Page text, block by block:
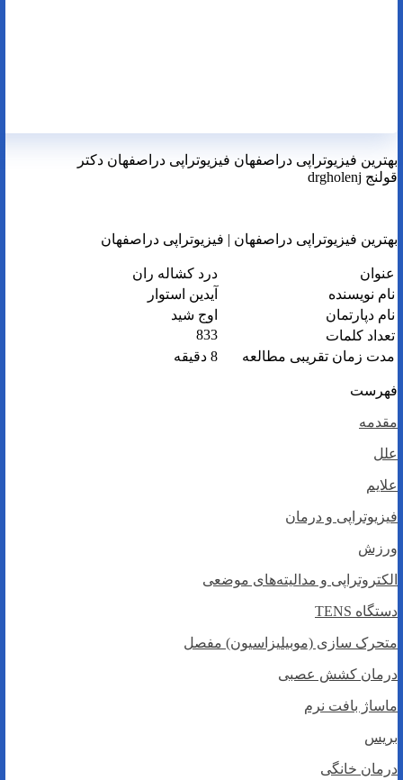
بهترین فیزیوتراپی دراصفهان فیزیوتراپی دراصفهان دکتر
قولنج drgholenj
بهترین فیزیوتراپی دراصفهان | فیزیوتراپی دراصفهان
عنوان
درد کشاله ران
نام نویسنده
آیدین استوار
نام دپارتمان
اوج شید
تعداد کلمات
833
مدت زمان تقریبی مطالعه
8 دقیقه
فهرست
مقدمه
علل
علايم
فیزیوتراپی و درمان
ورزش
الکتروتراپی و مدالیته‌های موضعی
دستگاه TENS
متحرک سازی (موبیلیزاسیون) مفصل
درمان کشش عصبی
ماساژ بافت نرم
بریس
درمان خانگی